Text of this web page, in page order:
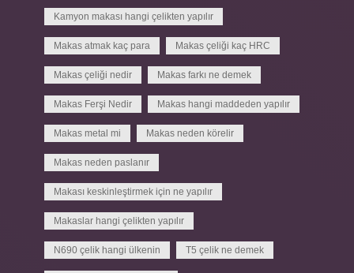
Kamyon makası hangi çelikten yapılır
Makas atmak kaç para Makas çeliği kaç HRC
Makas çeliği nedir Makas farkı ne demek
Makas Ferşi Nedir Makas hangi maddeden yapılır
Makas metal mi Makas neden körelir
Makas neden paslanır
Makası keskinleştirmek için ne yapılır
Makaslar hangi çelikten yapılır
N690 çelik hangi ülkenin T5 çelik ne demek